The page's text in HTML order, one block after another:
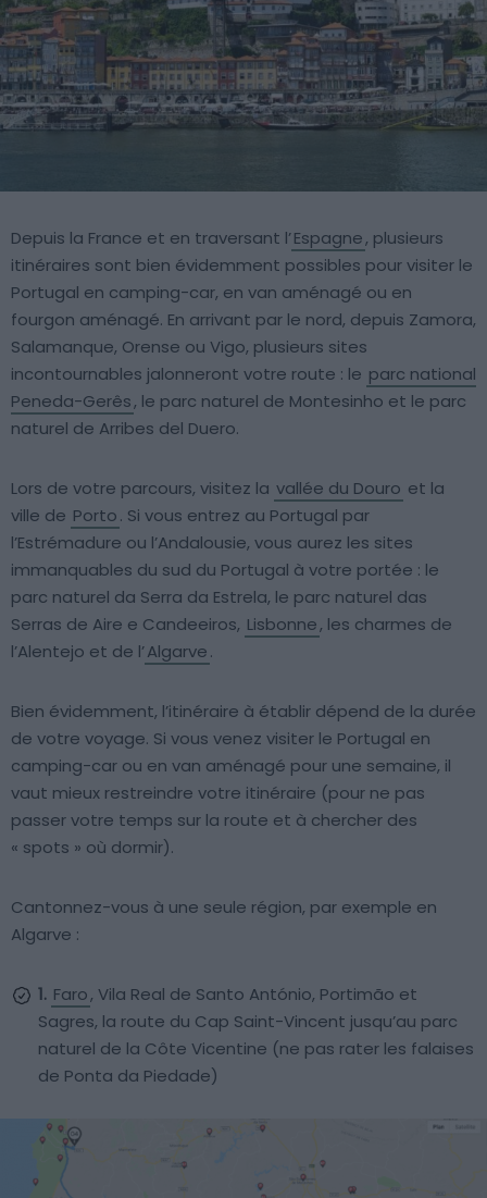
Depuis la France et en traversant l’Espagne, plusieurs
itinéraires sont bien évidemment possibles pour visiter le
Portugal en camping-car, en van aménagé ou en
fourgon aménagé. En arrivant par le nord, depuis Zamora,
Salamanque, Orense ou Vigo, plusieurs sites
incontournables jalonneront votre route : le parc national
Peneda-Gerês, le parc naturel de Montesinho et le parc
naturel de Arribes del Duero.
Lors de votre parcours, visitez la vallée du Douro et la
ville de Porto. Si vous entrez au Portugal par
l’Estrémadure ou l’Andalousie, vous aurez les sites
immanquables du sud du Portugal à votre portée : le
parc naturel da Serra da Estrela, le parc naturel das
Serras de Aire e Candeeiros, Lisbonne, les charmes de
l’Alentejo et de l’Algarve.
Bien évidemment, l’itinéraire à établir dépend de la durée
de votre voyage. Si vous venez visiter le Portugal en
camping-car ou en van aménagé pour une semaine, il
vaut mieux restreindre votre itinéraire (pour ne pas
passer votre temps sur la route et à chercher des
« spots » où dormir).
Cantonnez-vous à une seule région, par exemple en
Algarve :
1. Faro, Vila Real de Santo António, Portimão et
Sagres, la route du Cap Saint-Vincent jusqu’au parc
naturel de la Côte Vicentine (ne pas rater les falaises
de Ponta da Piedade)